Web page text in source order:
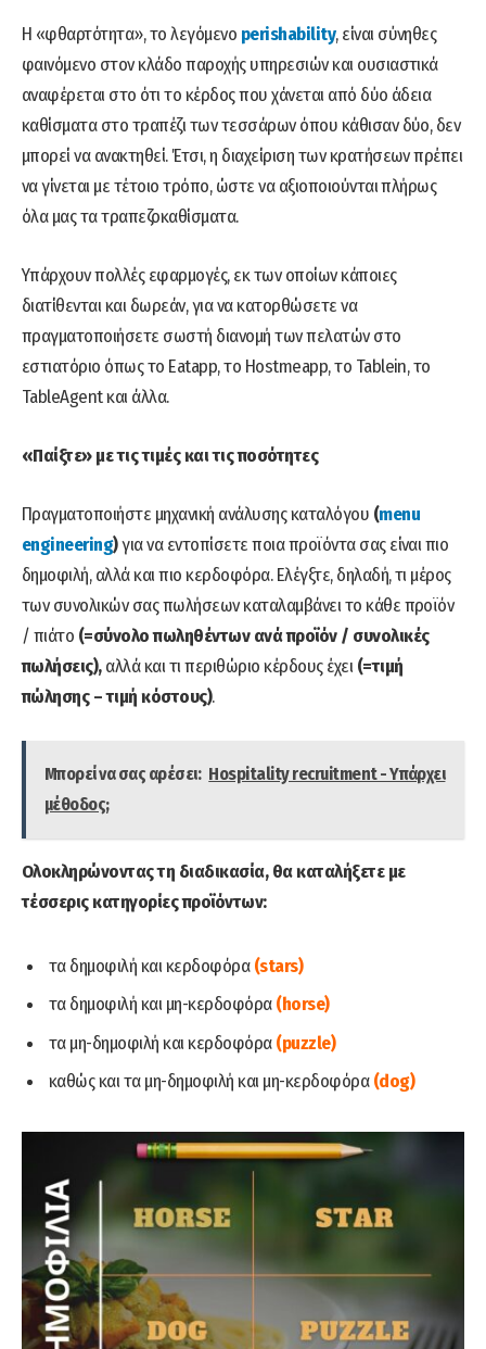
Η «φθαρτότητα», το λεγόμενο perishability, είναι σύνηθες
φαινόμενο στον κλάδο παροχής υπηρεσιών και ουσιαστικά
αναφέρεται στο ότι το κέρδος που χάνεται από δύο άδεια
καθίσματα στο τραπέζι των τεσσάρων όπου κάθισαν δύο, δεν
μπορεί να ανακτηθεί. Έτσι, η διαχείριση των κρατήσεων πρέπει
να γίνεται με τέτοιο τρόπο, ώστε να αξιοποιούνται πλήρως
όλα μας τα τραπεζοκαθίσματα.
Υπάρχουν πολλές εφαρμογές, εκ των οποίων κάποιες
διατίθενται και δωρεάν, για να κατορθώσετε να
πραγματοποιήσετε σωστή διανομή των πελατών στο
εστιατόριο όπως το Eatapp, το Hostmeapp, το Tablein, το
TableAgent και άλλα.
«Παίξτε» με τις τιμές και τις ποσότητες
Πραγματοποιήστε μηχανική ανάλυσης καταλόγου (menu
engineering)για να εντοπίσετε ποια προϊόντα σας είναι πιο
δημοφιλή, αλλά και πιο κερδοφόρα. Ελέγξτε, δηλαδή, τι μέρος
των συνολικών σας πωλήσεων καταλαμβάνει το κάθε προϊόν
/ πιάτο (=σύνολο πωληθέντων ανά προϊόν / συνολικές
πωλήσεις),αλλά και τι περιθώριο κέρδους έχει (=τιμή
πώλησης – τιμή κόστους).
Μπορεί να σας αρέσει: Hospitality recruitment - Υπάρχει
μέθοδος;
Ολοκληρώνοντας τη διαδικασία, θα καταλήξετε με
τέσσερις κατηγορίες προϊόντων:
τα δημοφιλή και κερδοφόρα (stars)
τα δημοφιλή και μη-κερδοφόρα(horse)
τα μη-δημοφιλή και κερδοφόρα(puzzle)
καθώς και τα μη-δημοφιλή και μη-κερδοφόρα(dog)